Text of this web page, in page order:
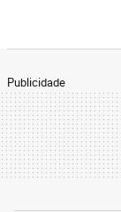
Publicidade